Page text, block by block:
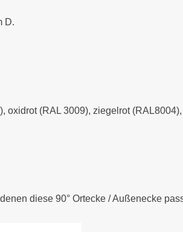
D.
oxidrot (RAL 3009), ziegelrot
diese 90° Ortecke / Außenecke